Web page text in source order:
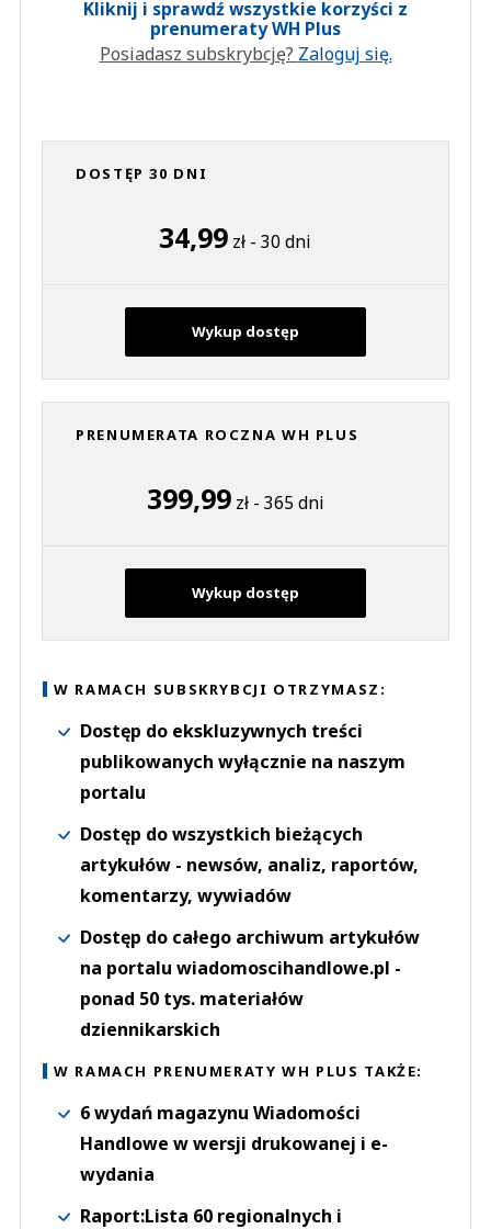
Kliknij i sprawdź wszystkie korzyści z
prenumeraty WH Plus
Posiadasz subskrybcję? Zaloguj się.
DOSTĘP 30 DNI
34,99 zł - 30 dni
Wykup dostęp
PRENUMERATA ROCZNA WH PLUS
399,99zł - 365 dni
Wykup dostęp
W RAMACH SUBSKRYBCJI OTRZYMASZ:
Dostęp do ekskluzywnych treści
publikowanych wyłącznie na naszym
portalu
Dostęp do wszystkich bieżących
artykułów - newsów, analiz, raportów,
komentarzy, wywiadów
Dostęp do całego archiwum artykułów
na portalu wiadomoscihandlowe.pl -
ponad 50 tys. materiałów
dziennikarskich
W RAMACH PRENUMERATY WH PLUS TAKŻE:
6 wydań magazynu Wiadomości
Handlowe w wersji drukowanej i e-
wydania
Raport:Lista 60 regionalnych i